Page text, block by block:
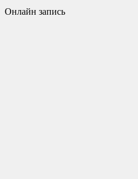
Онлайн запись